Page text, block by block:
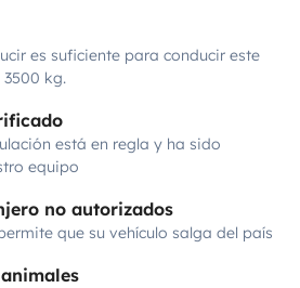
es suficiente para conducir este
kg.
está en regla y ha sido
equipo
no autorizados
que su vehículo salga del país